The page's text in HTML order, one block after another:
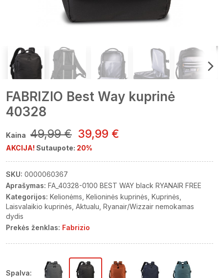
FABRIZIO Best Way kuprinė
40328
Kaina 49,99 € 39,99 €
AKCIJA! Sutaupote: 20%
SKU: 0000060367
Aprašymas: FA_40328-0100 BEST WAY black RYANAIR FREE
Kategorijos: Kelionėms Kelioninės kuprinės Kuprinės
Laisvalaikio kuprinės Aktualu Ryanair/Wizzair nemokamas
dydis
Prekės ženklas: Fabrizio
Spalva: